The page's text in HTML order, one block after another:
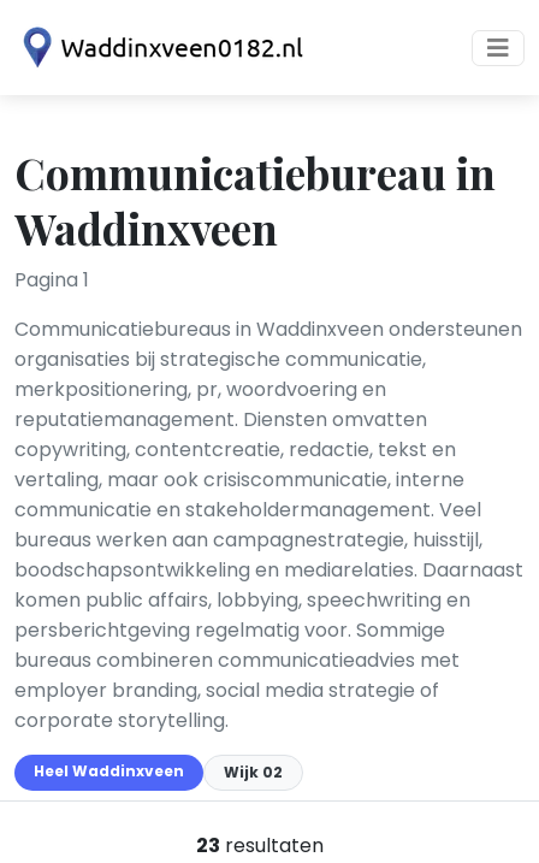
Communicatiebureau in
Waddinxveen
Pagina 1
Communicatiebureaus in Waddinxveen ondersteunen
organisaties bij strategische communicatie,
merkpositionering, pr, woordvoering en
reputatiemanagement. Diensten omvatten
copywriting, contentcreatie, redactie, tekst en
vertaling, maar ook crisiscommunicatie, interne
communicatie en stakeholdermanagement. Veel
bureaus werken aan campagnestrategie, huisstijl,
boodschapsontwikkeling en mediarelaties. Daarnaast
komen public affairs, lobbying, speechwriting en
persberichtgeving regelmatig voor. Sommige
bureaus combineren communicatieadvies met
employer branding, social media strategie of
corporate storytelling.
Heel Waddinxveen Wijk 02
23 resultaten